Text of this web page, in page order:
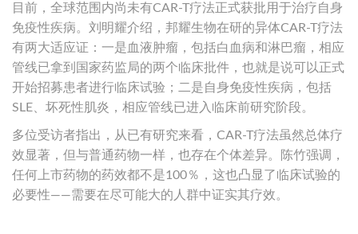
目前，全球范围内尚未有CAR-T疗法正式获批用于治疗自身
免疫性疾病。刘明耀介绍，邦耀生物在研的异体CAR-T疗法
有两大适应证：一是血液肿瘤，包括白血病和淋巴瘤，相应
管线已拿到国家药监局的两个临床批件，也就是说可以正式
开始招募患者进行临床试验；二是自身免疫性疾病，包括
SLE、坏死性肌炎，相应管线已进入临床前研究阶段。
多位受访者指出，从已有研究来看，CAR-T疗法虽然总体疗
效显著，但与普通药物一样，也存在个体差异。陈竹强调，
任何上市药物的药效都不是100％，这也凸显了临床试验的
必要性——需要在尽可能大的人群中证实其疗效。